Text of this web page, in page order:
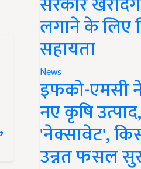
लगाने के लिए
सहायता
News
इफको-एमसी
नए कृषि
'नेक्सावेट',
उन्नत फसल